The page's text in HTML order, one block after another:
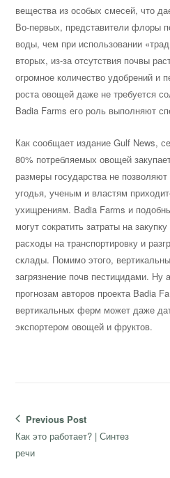
вещества из особых смесей, что
Во-первых, представители флоры
воды, чем при использовании
вторых, из-за отсутствия почвы
огромное количество удобрений и
роста овощей даже не требуется
Badia Farms его роль выполняют
Как сообщает издание Gulf News,
80% потребляемых овощей
размеры государства не
угодья, ученым и властям
ухищрениям. Badia Farms и
могут сократить затраты на
расходы на транспортировку и
склады. Помимо этого,
загрязнение почв пестицидами.
прогнозам авторов проекта Badia
вертикальных ферм может даже
экспортером овощей и фруктов.
Навигация
по
записям
Previous Post
Previous
post:
Как это работает? | Синтез
речи